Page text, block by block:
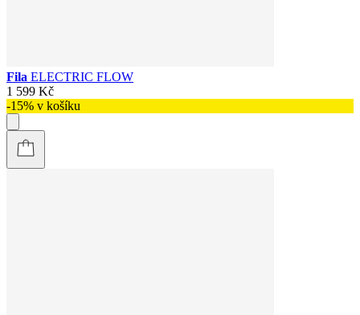
Fila ELECTRIC FLOW
1 599 Kč
-15% v košíku